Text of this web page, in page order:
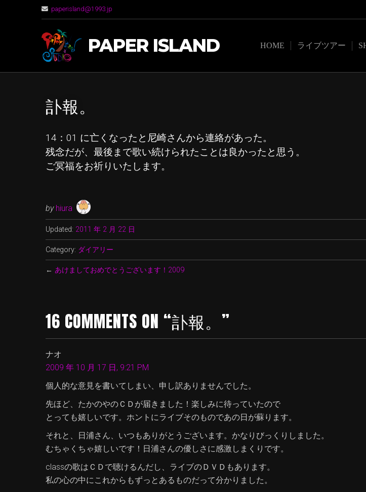
paperisland@1993.jp
PAPER ISLAND HOME ライブツアー
訃報。
14：01 に亡くなったと尼崎さんから連絡があった。
残念だが、最後まで歌い続けられたことは良かったと思う。
ご冥福をお祈りいたします。
by hiura
Updated: 2011 年 2 月 22 日
Category: ダイアリー
← あけましておめでとうございます！2009
16 COMMENTS ON “訃報。”
ナオ
2009 年 10 月 17 日, 9:21 PM
個人的な意見を書いてしまい、申し訳ありませんでした。
先ほど、たかのやのＣＤが届きました！楽しみに待っていたので
とっても嬉しいです。ホントにライブそのものであの日が蘇ります。
それと、日浦さん、いつもありがとうございます。かなりびっくりしました。
むちゃくちゃ嬉しいです！日浦さんの優しさに感激しまくりです。
classの歌はＣＤで聴けるんだし、ライブのＤＶＤもあります。
私の心の中にこれからもずっとあるものだって分かりました。